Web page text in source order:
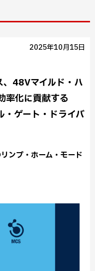
2025年10月15日
48Vマイルド・ハ
率化に貢献する
ゲート・ドライバ
ンプ・ホーム・モード